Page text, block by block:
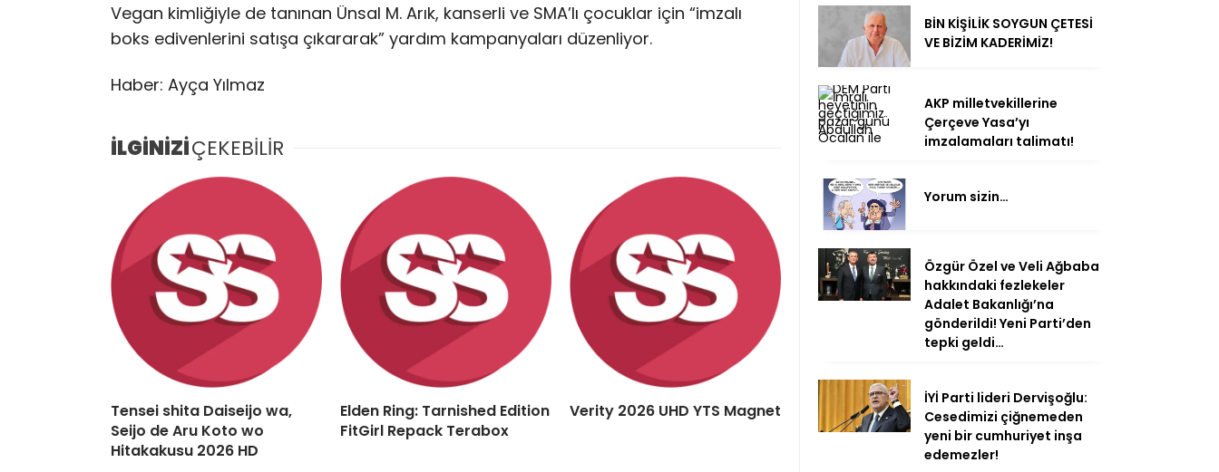
Vegan kimliğiyle de tanınan Ünsal M. Arık, kanserli ve SMA’lı çocuklar için “imzalı
boks edivenlerini satışa çıkararak” yardım kampanyaları düzenliyor.
Haber: Ayça Yılmaz
İLGİNİZİÇEKEBİLİR
Tensei shita Daiseijo wa,
Seijo de Aru Koto wo
Hitakakusu 2026 HD
Elden Ring: Tarnished Edition
FitGirl Repack Terabox
Verity 2026 UHD YTS Magnet
BİN KİŞİLİK SOYGUN ÇETESİ
VE BİZİM KADERİMİZ!
AKP milletvekillerine
Çerçeve Yasa’yı
imzalamaları talimatı!
Yorum sizin…
Özgür Özel ve Veli Ağbaba
hakkındaki fezlekeler
Adalet Bakanlığı’na
gönderildi! Yeni Parti’den
tepki geldi…
İYİ Parti lideri Dervişoğlu:
Cesedimizi çiğnemeden
yeni bir cumhuriyet inşa
edemezler!